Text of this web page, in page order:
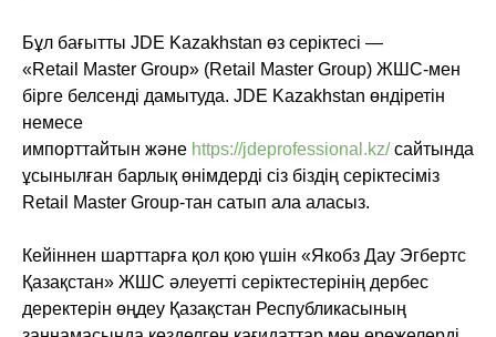
Бұл бағытты JDE Kazakhstan өз серіктесі —
«Retail Master Group» (Retail Master Group) ЖШС-мен
бірге белсенді дамытуда. JDE Kazakhstan өндіретін
немесе
импорттайтын және https://jdeprofessional.kz/сайтында
ұсынылған барлық өнімдерді сіз біздің серіктесіміз
Retail Master Group-тан сатып ала аласыз.
Кейіннен шарттарға қол қою үшін «Якобз Дау Эгбертс
Қазақстан» ЖШС әлеуетті серіктестерінің дербес
деректерін өңдеу Қазақстан Республикасының